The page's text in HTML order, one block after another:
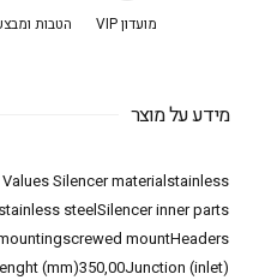
מועדון VIP הטבות
מידע על מוצר
Silencer materialstainless
steelSilencer inner parts
mountHeaders
(mm)350,00Junction (inlet)